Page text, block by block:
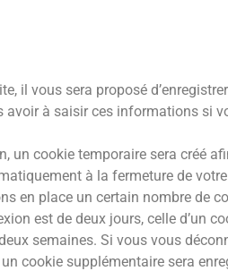
il vous sera proposé
à saisir ces informations si
un cookie temporaire sera créé
à la fermeture de
en place un certain nombre de
est de deux jours, celle d’un
semaines. Si vous vous
cookie supplémentaire sera